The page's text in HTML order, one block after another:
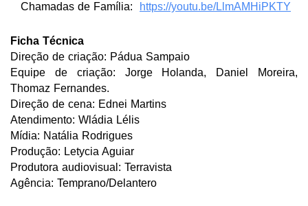
Chamadas de Família: https://youtu.be/LlmAMHiPKTY
Ficha Técnica
Direção de criação: Pádua Sampaio
Equipe de criação: Jorge Holanda, Daniel Moreira,
Thomaz Fernandes.
Direção de cena: Ednei Martins
Atendimento: Wládia Lélis
Mídia: Natália Rodrigues
Produção: Letycia Aguiar
Produtora audiovisual: Terravista
Agência: Temprano/Delantero